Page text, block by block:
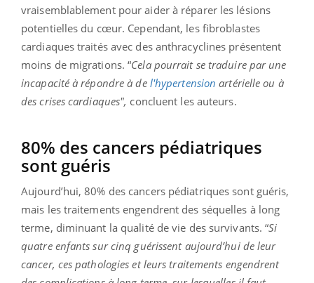
vraisemblablement pour aider à réparer les lésions
potentielles du cœur. Cependant, les fibroblastes
cardiaques traités avec des anthracyclines présentent
moins de migrations. “Cela pourrait se traduire par une
incapacité à répondre à de l'hypertension artérielle ou à
des crises cardiaques", concluent les auteurs.
80% des cancers pédiatriques
sont guéris
Aujourd’hui, 80% des cancers pédiatriques sont guéris,
mais les traitements engendrent des séquelles à long
terme, diminuant la qualité de vie des survivants. “Si
quatre enfants sur cinq guérissent aujourd’hui de leur
cancer, ces pathologies et leurs traitements engendrent